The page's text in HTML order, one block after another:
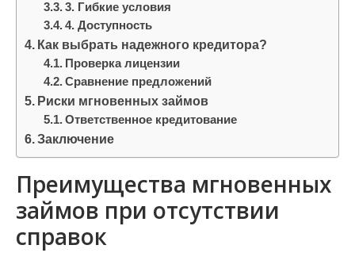
3. Гибкие условия
4. Доступность
Как выбрать надежного кредитора?
Проверка лицензии
Сравнение предложений
Риски мгновенных займов
Ответственное кредитование
Заключение
Преимущества мгновенных
займов при отсутствии
справок